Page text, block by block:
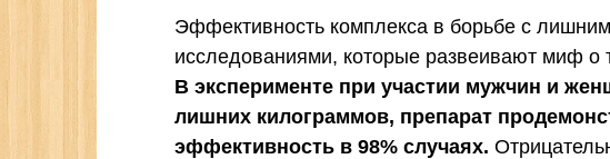
Эффективность комплекса в борьбе с
исследованиями, которые развеивают миф о
В эксперименте при участии мужчин и
лишних килограммов, препарат
эффективность в 98% случаях.